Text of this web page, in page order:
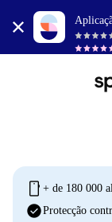
mobile + de 180 000
check_circleProtecção